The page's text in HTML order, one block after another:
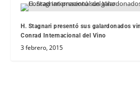
H. Stagnari presentó sus galardonados
Conrad Internacional del Vino
3 febrero, 2015